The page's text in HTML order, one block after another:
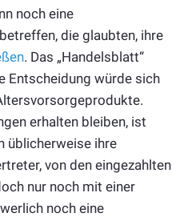
noch eine
betreffen, die glaubten, ihre
. Das „Handelsblatt“
Entscheidung würde sich
erhalten bleiben, ist
üblicherweise ihre
von den eingezahlten
nur noch mit einer
noch eine